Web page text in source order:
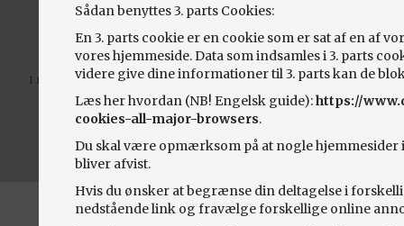
I forbindelse med klager eller tvist, henvises til ankenævnet for biler,
www.bilklage.dk
Privatlivspolitik
seek4cars.net
Sådan benyttes 3. parts Cookies:
En 3. parts cookie er en cookie som er sat af en af
vores hjemmeside. Data som indsamles i 3. parts
videre give dine informationer til 3. parts kan de
Læs her hvordan (NB! Engelsk guide):https://
cookies-all-major-browsers.
Du skal være opmærksom på at nogle
bliver afvist.
Hvis du ønsker at begrænse din deltagelse i
nedstående link og fravælge forskellige online